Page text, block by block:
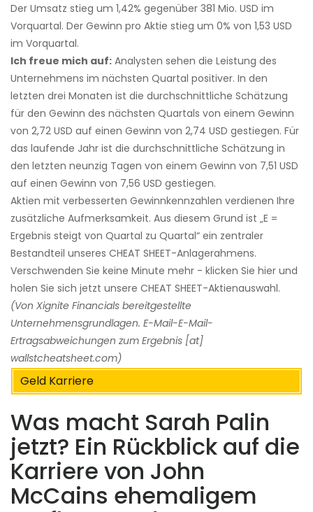
Der Umsatz stieg um 1,42% gegenüber 381 Mio. USD im
Vorquartal. Der Gewinn pro Aktie stieg um 0% von 1,53 USD
im Vorquartal.
Ich freue mich auf: Analysten sehen die Leistung des
Unternehmens im nächsten Quartal positiver. In den
letzten drei Monaten ist die durchschnittliche Schätzung
für den Gewinn des nächsten Quartals von einem Gewinn
von 2,72 USD auf einen Gewinn von 2,74 USD gestiegen. Für
das laufende Jahr ist die durchschnittliche Schätzung in
den letzten neunzig Tagen von einem Gewinn von 7,51 USD
auf einen Gewinn von 7,56 USD gestiegen.
Aktien mit verbesserten Gewinnkennzahlen verdienen Ihre
zusätzliche Aufmerksamkeit. Aus diesem Grund ist „E =
Ergebnis steigt von Quartal zu Quartal“ ein zentraler
Bestandteil unseres CHEAT SHEET-Anlagerahmens.
Verschwenden Sie keine Minute mehr - klicken Sie hier und
holen Sie sich jetzt unsere CHEAT SHEET-Aktienauswahl.
(Von Xignite Financials bereitgestellte
Unternehmensgrundlagen. E-Mail-E-Mail-
Ertragsabweichungen zum Ergebnis [at]
wallstcheatsheet.com)
Geld Karriere
Was macht Sarah Palin
jetzt? Ein Rückblick auf die
Karriere von John
McCains ehemaligem